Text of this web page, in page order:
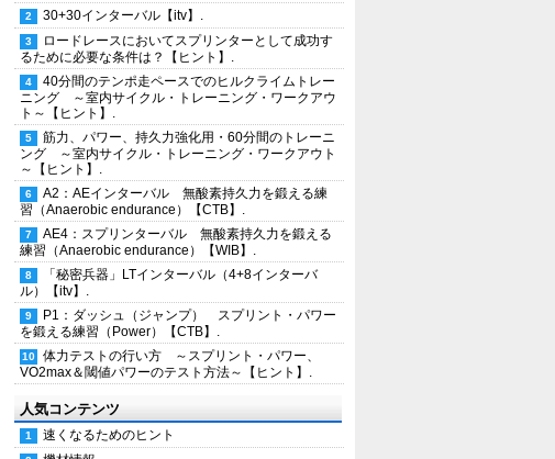
30+30インターバル【itv】.
ロードレースにおいてスプリンターとして成功す
るために必要な条件は？【ヒント】.
40分間のテンポ走ペースでのヒルクライムトレー
ニング ～室内サイクル・トレーニング・ワークアウ
ト～【ヒント】.
筋力、パワー、持久力強化用・60分間のトレーニ
ング ～室内サイクル・トレーニング・ワークアウト
～【ヒント】.
A2：AEインターバル 無酸素持久力を鍛える練
習（Anaerobic endurance）【CTB】.
AE4：スプリンターバル 無酸素持久力を鍛える
練習（Anaerobic endurance）【WIB】.
「秘密兵器」LTインターバル（4+8インターバ
ル）【itv】.
P1：ダッシュ（ジャンプ） スプリント・パワー
を鍛える練習（Power）【CTB】.
体力テストの行い方 ～スプリント・パワー、
VO2max＆閾値パワーのテスト方法～【ヒント】.
人気コンテンツ
速くなるためのヒント